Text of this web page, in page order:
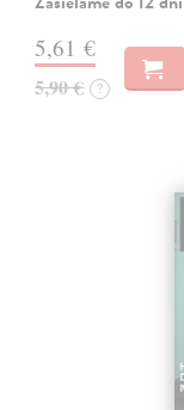
5,61 €
5,90 € ?